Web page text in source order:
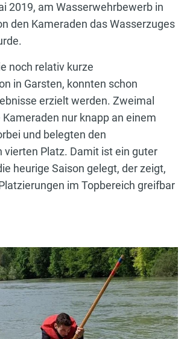
2019, am Wasserwehrbewerb in
den Kameraden das Wasserzuges
noch relativ kurze
in Garsten, konnten schon
erzielt werden. Zweimal
Kameraden nur knapp an einem
und belegten den
vierten Platz. Damit ist ein guter
heurige Saison gelegt, der zeigt,
im Topbereich greifbar